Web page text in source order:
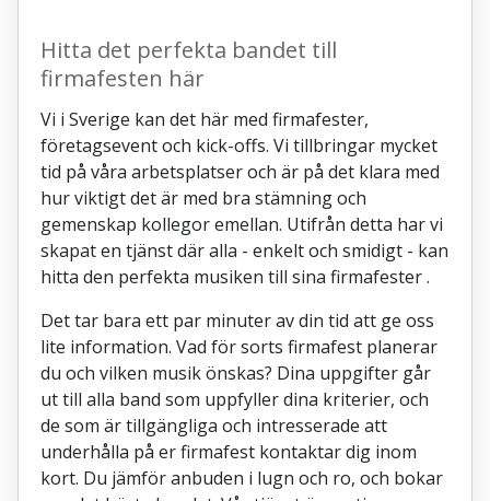
Hitta det perfekta bandet till
firmafesten här
Vi i Sverige kan det här med firmafester,
företagsevent och kick-offs. Vi tillbringar mycket
tid på våra arbetsplatser och är på det klara med
hur viktigt det är med bra stämning och
gemenskap kollegor emellan. Utifrån detta har vi
skapat en tjänst där alla - enkelt och smidigt - kan
hitta den perfekta musiken till sina firmafester .
Det tar bara ett par minuter av din tid att ge oss
lite information. Vad för sorts firmafest planerar
du och vilken musik önskas? Dina uppgifter går
ut till alla band som uppfyller dina kriterier, och
de som är tillgängliga och intresserade att
underhålla på er firmafest kontaktar dig inom
kort. Du jämför anbuden i lugn och ro, och bokar